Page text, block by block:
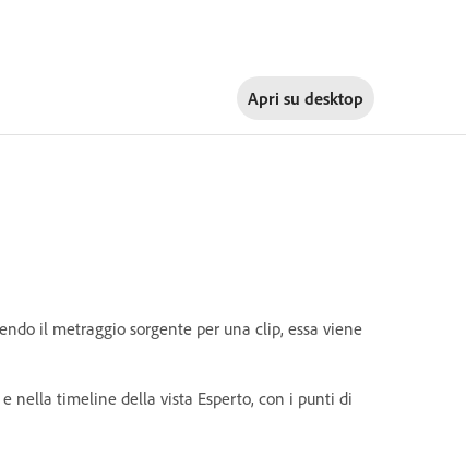
Apri su desktop
il metraggio sorgente per una clip, essa viene
nella timeline della vista Esperto, con i punti di